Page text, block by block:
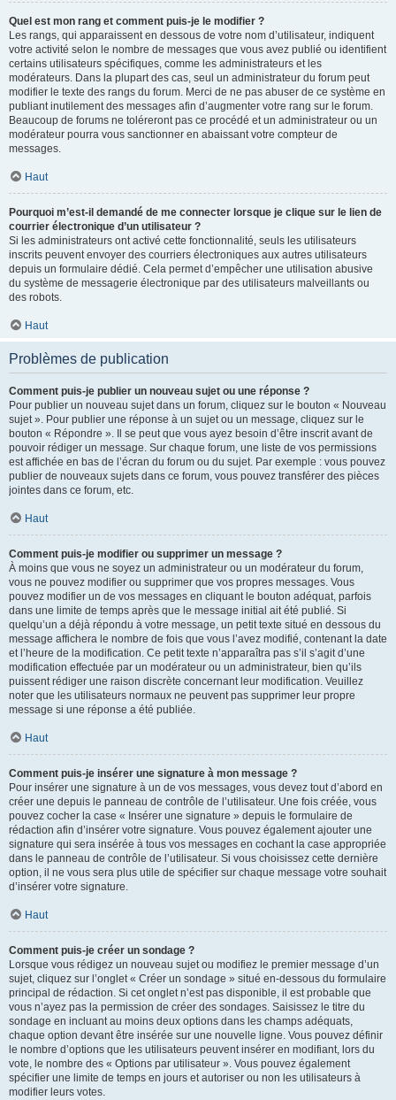
Quel est mon rang et comment puis-je le modifier ?
Les rangs, qui apparaissent en dessous de votre nom d’utilisateur, indiquent
votre activité selon le nombre de messages que vous avez publié ou identifient
certains utilisateurs spécifiques, comme les administrateurs et les
modérateurs. Dans la plupart des cas, seul un administrateur du forum peut
modifier le texte des rangs du forum. Merci de ne pas abuser de ce système en
publiant inutilement des messages afin d’augmenter votre rang sur le forum.
Beaucoup de forums ne toléreront pas ce procédé et un administrateur ou un
modérateur pourra vous sanctionner en abaissant votre compteur de
messages.
Haut
Pourquoi m’est-il demandé de me connecter lorsque je clique sur le lien de
courrier électronique d’un utilisateur ?
Si les administrateurs ont activé cette fonctionnalité, seuls les utilisateurs
inscrits peuvent envoyer des courriers électroniques aux autres utilisateurs
depuis un formulaire dédié. Cela permet d’empêcher une utilisation abusive
du système de messagerie électronique par des utilisateurs malveillants ou
des robots.
Haut
Problèmes de publication
Comment puis-je publier un nouveau sujet ou une réponse ?
Pour publier un nouveau sujet dans un forum, cliquez sur le bouton « Nouveau
sujet ». Pour publier une réponse à un sujet ou un message, cliquez sur le
bouton « Répondre ». Il se peut que vous ayez besoin d’être inscrit avant de
pouvoir rédiger un message. Sur chaque forum, une liste de vos permissions
est affichée en bas de l’écran du forum ou du sujet. Par exemple : vous pouvez
publier de nouveaux sujets dans ce forum, vous pouvez transférer des pièces
jointes dans ce forum, etc.
Haut
Comment puis-je modifier ou supprimer un message ?
À moins que vous ne soyez un administrateur ou un modérateur du forum,
vous ne pouvez modifier ou supprimer que vos propres messages. Vous
pouvez modifier un de vos messages en cliquant le bouton adéquat, parfois
dans une limite de temps après que le message initial ait été publié. Si
quelqu’un a déjà répondu à votre message, un petit texte situé en dessous du
message affichera le nombre de fois que vous l’avez modifié, contenant la date
et l’heure de la modification. Ce petit texte n’apparaîtra pas s’il s’agit d’une
modification effectuée par un modérateur ou un administrateur, bien qu’ils
puissent rédiger une raison discrète concernant leur modification. Veuillez
noter que les utilisateurs normaux ne peuvent pas supprimer leur propre
message si une réponse a été publiée.
Haut
Comment puis-je insérer une signature à mon message ?
Pour insérer une signature à un de vos messages, vous devez tout d’abord en
créer une depuis le panneau de contrôle de l’utilisateur. Une fois créée, vous
pouvez cocher la case « Insérer une signature » depuis le formulaire de
rédaction afin d’insérer votre signature. Vous pouvez également ajouter une
signature qui sera insérée à tous vos messages en cochant la case appropriée
dans le panneau de contrôle de l’utilisateur. Si vous choisissez cette dernière
option, il ne vous sera plus utile de spécifier sur chaque message votre souhait
d’insérer votre signature.
Haut
Comment puis-je créer un sondage ?
Lorsque vous rédigez un nouveau sujet ou modifiez le premier message d’un
sujet, cliquez sur l’onglet « Créer un sondage » situé en-dessous du formulaire
principal de rédaction. Si cet onglet n’est pas disponible, il est probable que
vous n’ayez pas la permission de créer des sondages. Saisissez le titre du
sondage en incluant au moins deux options dans les champs adéquats,
chaque option devant être insérée sur une nouvelle ligne. Vous pouvez définir
le nombre d’options que les utilisateurs peuvent insérer en modifiant, lors du
vote, le nombre des « Options par utilisateur ». Vous pouvez également
spécifier une limite de temps en jours et autoriser ou non les utilisateurs à
modifier leurs votes.